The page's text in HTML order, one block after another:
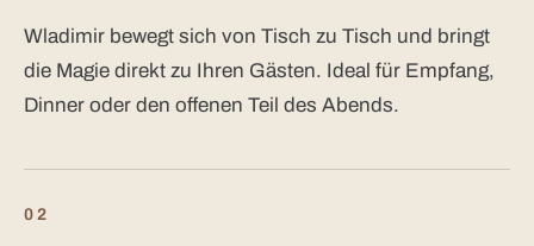
Wladimir bewegt sich von Tisch zu Tisch und bringt
die Magie direkt zu Ihren Gästen. Ideal für Empfang,
Dinner oder den offenen Teil des Abends.
02